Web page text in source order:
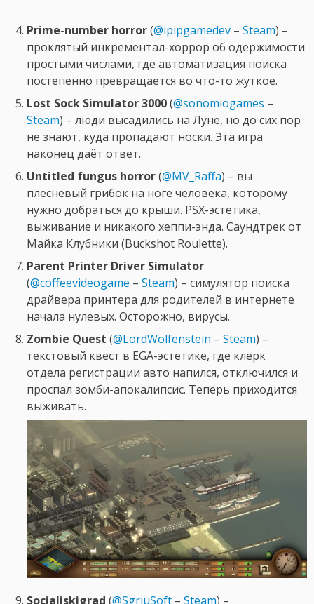
Prime-number horror(@ipipgamedev – Steam) –
проклятый инкрементал-хоррор об одержимости
простыми числами, где автоматизация поиска
постепенно превращается во что-то жуткое.
Lost Sock Simulator 3000(@sonomiogames –
Steam) – люди высадились на Луне, но до сих пор
не знают, куда пропадают носки. Эта игра
наконец даёт ответ.
Untitled fungus horror(@MV_Raffa) – вы
плесневый грибок на ноге человека, которому
нужно добраться до крыши. PSX-эстетика,
выживание и никакого хеппи-энда. Саундтрек от
Майка Клубники (Buckshot Roulette).
Parent Printer Driver Simulator
(@coffeevideogame – Steam) – симулятор поиска
драйвера принтера для родителей в интернете
начала нулевых. Осторожно, вирусы.
Zombie Quest (@LordWolfenstein – Steam) –
текстовый квест в EGA-эстетике, где клерк
отдела регистрации авто напился, отключился и
проспал зомби-апокалипсис. Теперь приходится
выживать.
Socialiskigrad (@SgriuSoft – Steam) –